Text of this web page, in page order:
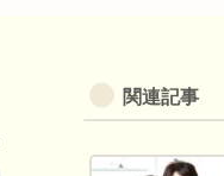
関連記事